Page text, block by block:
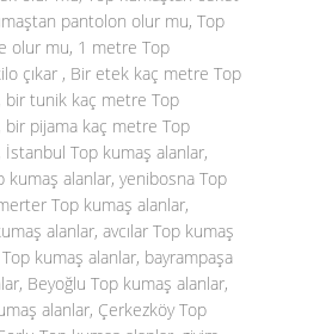
pantolon olur mu, Top
olur mu, 1 metre Top
çıkar , Bir etek kaç metre Top
bir tunik kaç metre Top
bir pijama kaç metre Top
İstanbul Top kumaş alanlar,
kumaş alanlar, yenibosna Top
Top kumaş alanlar,
alanlar, avcılar Top kumaş
Top kumaş alanlar, bayrampaşa
Beyoğlu Top kumaş alanlar,
alanlar, Çerkezköy Top